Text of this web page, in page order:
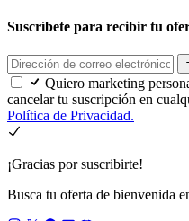
Suscríbete para recibir tu
Quiero marketing
cancelar tu suscripción en
Política de Privacidad.
¡Gracias por suscribirte!
Busca tu oferta de bienvenida